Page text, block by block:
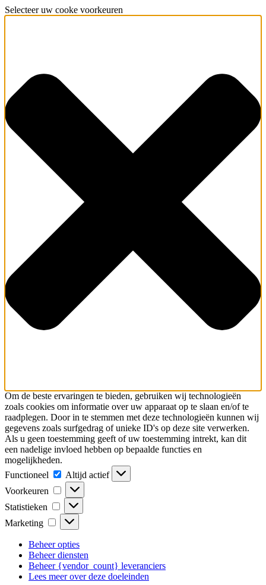
Selecteer uw cooke voorkeuren
Om de beste ervaringen te bieden, gebruiken wij technologieën
zoals cookies om informatie over uw apparaat op te slaan en/of te
raadplegen. Door in te stemmen met deze technologieën kunnen wij
gegevens zoals surfgedrag of unieke ID's op deze site verwerken.
Als u geen toestemming geeft of uw toestemming intrekt, kan dit
een nadelige invloed hebben op bepaalde functies en
mogelijkheden.
Functioneel
Functioneel
Altijd actief
Voorkeuren
Voorkeuren
Statistieken Statistieken
Marketing Marketing
Beheer opties
Beheer diensten
Beheer {vendor_count} leveranciers
Lees meer over deze doeleinden